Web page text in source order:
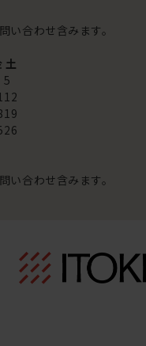
い合わせ含みます。
土
5
12
19
26
い合わせ含みます。